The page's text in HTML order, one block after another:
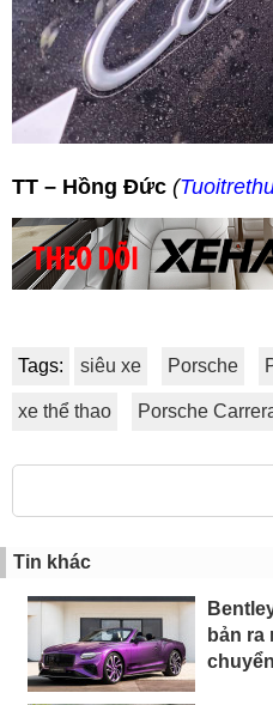
TT – Hồng Đức (
Tags: siêu xe Porsche
xe thể thao Porsche
Tin khác
bản ra